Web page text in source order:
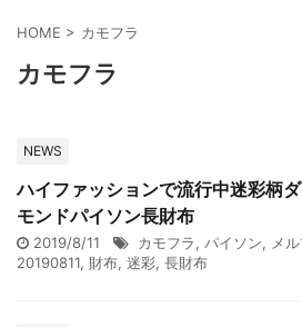
HOME > カモフラ
カモフラ
NEWS
ハイファッションで流行中迷彩柄
モンドパイソン長財布
2019/8/11 カモフラ, パイソン, メ
20190811, 財布, 迷彩, 長財布